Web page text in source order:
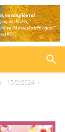
– 15/2/2024